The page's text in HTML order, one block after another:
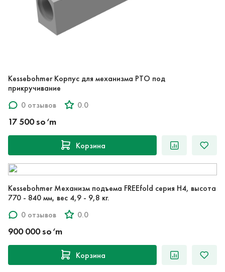
Kessebohmer Корпус для механизма PTO под
прикручивание
0 отзывов
0.0
17 500 so‘m
Корзина
Kessebohmer Механизм подъема FREEfold серия H4, высота
770 - 840 мм, вес 4,9 - 9,8 кг.
0 отзывов
0.0
900 000 so‘m
Корзина